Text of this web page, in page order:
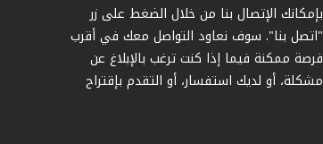
بإمكانك الإتصال بنا من خلال الضغط على زر
"اتصل بنا". سوف نعاود التواصل معك في أقرب
فرصة ممكنة فيما إذا كنت ترغب بالإبلاغ عن
مشكلة، أو لديك استفسار، أو التقدم بإقتراح